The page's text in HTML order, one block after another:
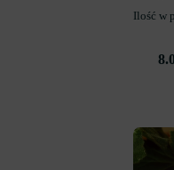
Ilość w